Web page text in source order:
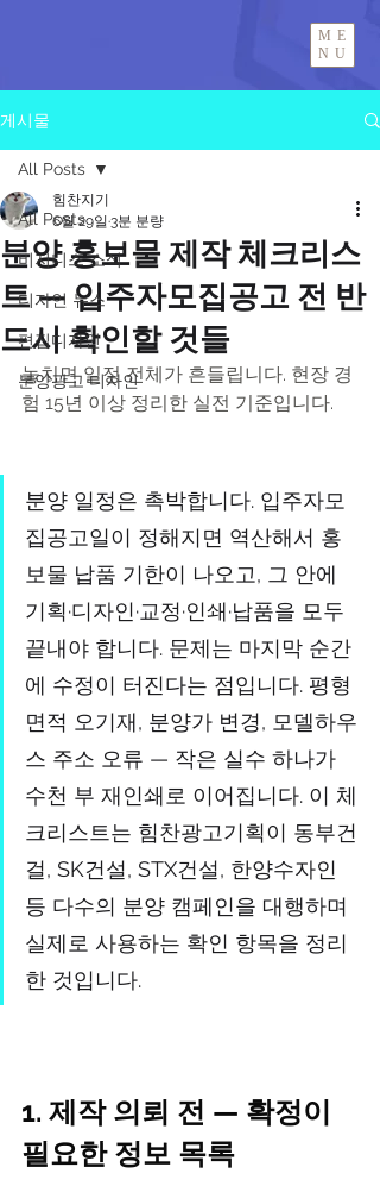
ME
NU
게시물
All Posts
비지니스 소식
디자인 뉴스
편집디자인
분양광고 디자인
All Posts
분양 홍보물 제작 체크리스
트 — 입주자모집공고 전 반
드시 확인할 것들
힘찬지기
6월 29일 3분 분량
놓치면 일정 전체가 흔들립니다. 현장 경
험 15년 이상 정리한 실전 기준입니다.
분양 일정은 촉박합니다. 입주자모
집공고일이 정해지면 역산해서 홍
보물 납품 기한이 나오고, 그 안에
기획·디자인·교정·인쇄·납품을 모두
끝내야 합니다. 문제는 마지막 순간
에 수정이 터진다는 점입니다. 평형
면적 오기재, 분양가 변경, 모델하우
스 주소 오류 — 작은 실수 하나가
수천 부 재인쇄로 이어집니다. 이 체
크리스트는 힘찬광고기획이 동부건
걸, SK건설, STX건설, 한양수자인
등 다수의 분양 캠페인을 대행하며
실제로 사용하는 확인 항목을 정리
한 것입니다.
1. 제작 의뢰 전 — 확정이
필요한 정보 목록